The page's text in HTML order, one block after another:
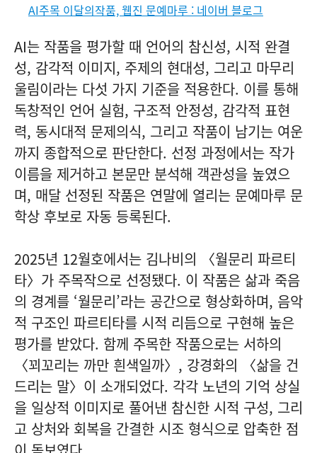
AI주목 이달의작품, 웹진 문예마루 : 네이버 블로그
AI는 작품을 평가할 때 언어의 참신성, 시적 완결
성, 감각적 이미지, 주제의 현대성, 그리고 마무리
울림이라는 다섯 가지 기준을 적용한다. 이를 통해
독창적인 언어 실험, 구조적 안정성, 감각적 표현
력, 동시대적 문제의식, 그리고 작품이 남기는 여운
까지 종합적으로 판단한다. 선정 과정에서는 작가
이름을 제거하고 본문만 분석해 객관성을 높였으
며, 매달 선정된 작품은 연말에 열리는 문예마루 문
학상 후보로 자동 등록된다.
2025년 12월호에서는 김나비의 〈월문리 파르티
타〉가 주목작으로 선정됐다. 이 작품은 삶과 죽음
의 경계를 ‘월문리’라는 공간으로 형상화하며, 음악
적 구조인 파르티타를 시적 리듬으로 구현해 높은
평가를 받았다. 함께 주목한 작품으로는 서하의
〈꾀꼬리는 까만 흰색일까〉, 강경화의 〈삶을 건
드리는 말〉이 소개되었다. 각각 노년의 기억 상실
을 일상적 이미지로 풀어낸 참신한 시적 구성, 그리
고 상처와 회복을 간결한 시조 형식으로 압축한 점